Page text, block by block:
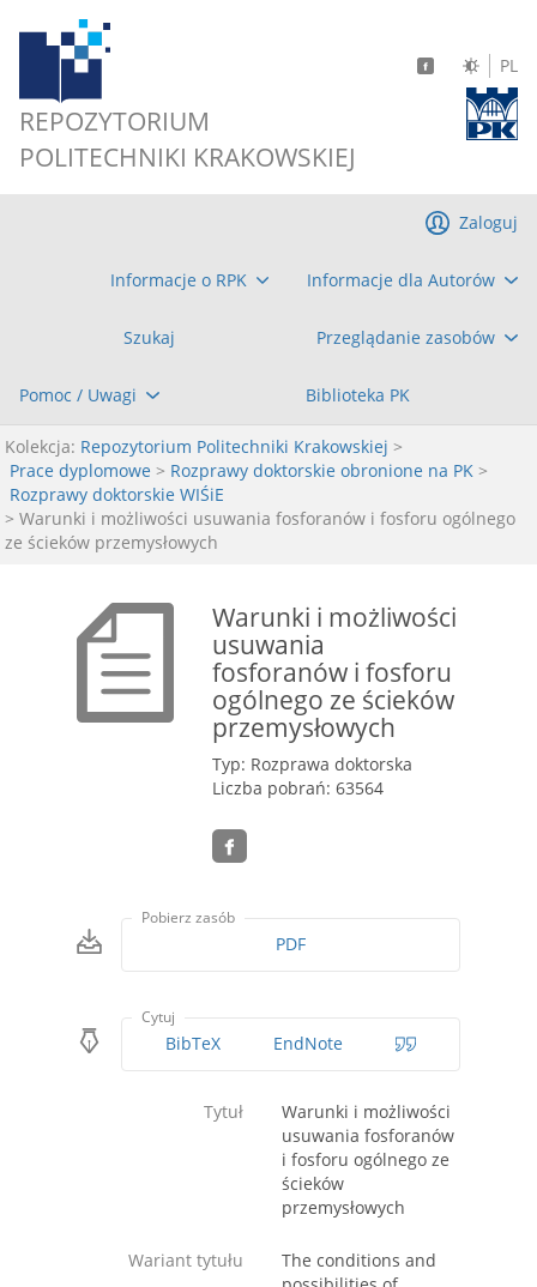
REPOZYTORIUM
POLITECHNIKI KRAKOWSKIEJ
PL
Informacje o RPK Informacje dla Autorów
Szukaj Przeglądanie zasobów
Pomoc / Uwagi Biblioteka PK
Zaloguj
Kolekcja: Repozytorium Politechniki Krakowskiej >
Prace dyplomowe > Rozprawy doktorskie obronione na PK >
Rozprawy doktorskie WIŚiE
> Warunki i możliwości usuwania fosforanów i fosforu ogólnego
ze ścieków przemysłowych
Warunki i możliwości
usuwania
fosforanów i fosforu
ogólnego ze ścieków
przemysłowych
Typ: Rozprawa doktorska
Liczba pobrań: 63564
Pobierz zasób
PDF
Cytuj
BibTeX EndNote
Tytuł
Warunki i możliwości
usuwania fosforanów
i fosforu ogólnego ze
ścieków
przemysłowych
Wariant tytułu
The conditions and